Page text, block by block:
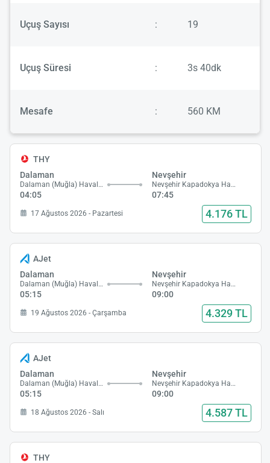
Uçuş Sayısı : 19
Uçuş Süresi : 3s 40dk
Mesafe : 560 KM
THY
Dalaman
Dalaman (Muğla) Havalimanı
04:05
Nevşehir
Nevşehir Kapadokya Havalimanı
07:45
17 Ağustos 2026 - Pazartesi 4.176 TL
AJet
Dalaman
Dalaman (Muğla) Havalimanı
05:15
Nevşehir
Nevşehir Kapadokya Havalimanı
09:00
19 Ağustos 2026 - Çarşamba 4.329 TL
AJet
Dalaman
Dalaman (Muğla) Havalimanı
05:15
Nevşehir
Nevşehir Kapadokya Havalimanı
09:00
18 Ağustos 2026 - Salı 4.587 TL
THY